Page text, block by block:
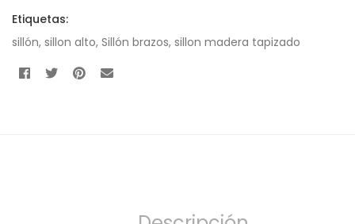
Etiquetas:
sillón, sillon alto, Sillón brazos, sillon madera tapizado